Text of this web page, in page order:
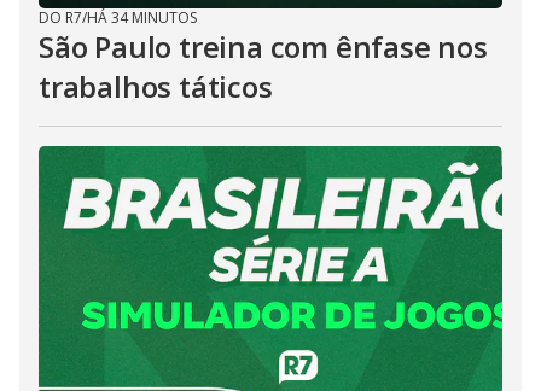
DO R7/HÁ 34 MINUTOS
São Paulo treina com ênfase nos
trabalhos táticos